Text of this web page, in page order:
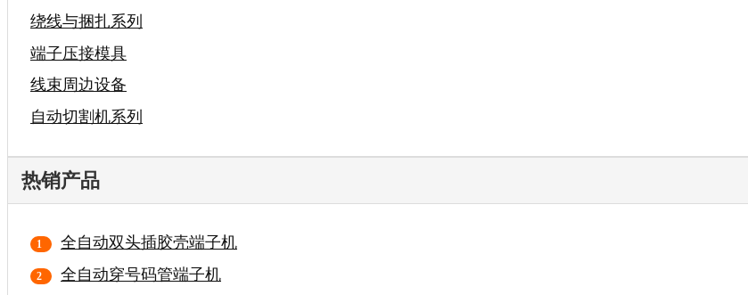
绕线与捆扎系列
端子压接模具
线束周边设备
自动切割机系列
热销产品
全自动双头插胶壳端子机
全自动穿号码管端子机